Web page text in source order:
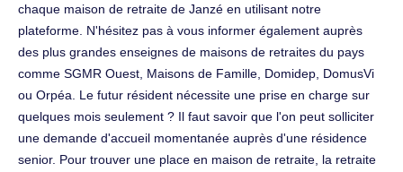
chaque maison de retraite de Janzé en utilisant notre
plateforme. N'hésitez pas à vous informer également auprès
des plus grandes enseignes de maisons de retraites du pays
comme SGMR Ouest, Maisons de Famille, Domidep, DomusVi
ou Orpéa. Le futur résident nécessite une prise en charge sur
quelques mois seulement ? Il faut savoir que l'on peut solliciter
une demande d'accueil momentanée auprès d'une résidence
senior. Pour trouver une place en maison de retraite, la retraite